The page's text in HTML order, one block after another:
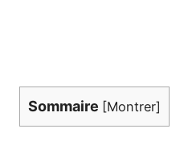
Sommaire [Montrer]